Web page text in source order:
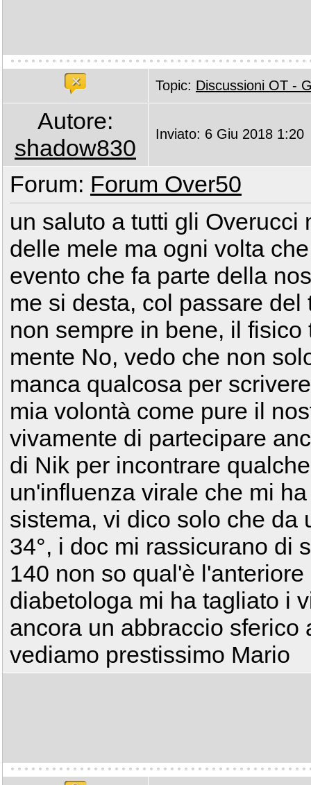
Topic: Discussioni OT -
Autore:
shadow830
Inviato: 6 Giu 2018 1:20
Forum: Forum Over50
un saluto a tutti gli
delle mele ma ogni volta
evento che fa parte della
me si desta, col passare
non sempre in bene, il
mente No, vedo che non
manca qualcosa per
mia volontà come pure il
vivamente di partecipare
di Nik per incontrare
un'influenza virale che mi
sistema, vi dico solo che da
34°, i doc mi rassicurano di
140 non so qual'è
diabetologa mi ha tagliato i
ancora un abbraccio sferico
vediamo prestissimo Mario